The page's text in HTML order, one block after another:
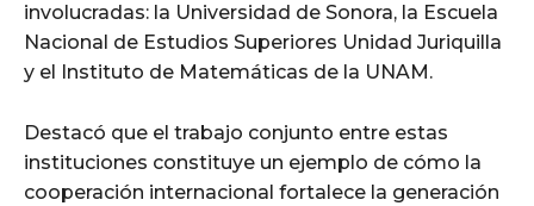
involucradas: la Universidad de Sonora, la Escuela
Nacional de Estudios Superiores Unidad Juriquilla
y el Instituto de Matemáticas de la UNAM.
Destacó que el trabajo conjunto entre estas
instituciones constituye un ejemplo de cómo la
cooperación internacional fortalece la generación